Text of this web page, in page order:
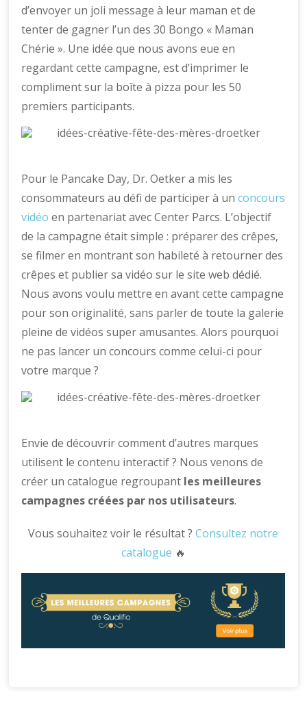
d’envoyer un joli message à leur maman et de
tenter de gagner l’un des 30 Bongo « Maman
Chérie ». Une idée que nous avons eue en
regardant cette campagne, est d’imprimer le
compliment sur la boîte à pizza pour les 50
premiers participants.
Pour le Pancake Day, Dr. Oetker a mis les
consommateurs au défi de participer à unconcours
vidéo en partenariat avec Center Parcs. L’objectif
de la campagne était simple : préparer des crêpes,
se filmer en montrant son habileté à retourner des
crêpes et publier sa vidéo sur le site web dédié.
Nous avons voulu mettre en avant cette campagne
pour son originalité, sans parler de toute la galerie
pleine de vidéos super amusantes. Alors pourquoi
ne pas lancer un concours comme celui-ci pour
votre marque ?
Envie de découvrir comment d’autres marques
utilisent le contenu interactif ? Nous venons de
créer un catalogue regroupant les meilleures
campagnes créées par nos utilisateurs.
Vous souhaitez voir le résultat ?Consultez notre
catalogue 🔥